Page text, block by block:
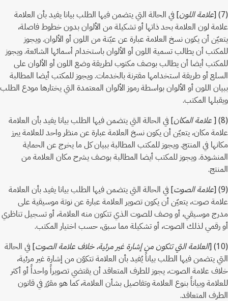
(7) [
علامة اللون] في الحالة التي يتضمن فيها الطلب بيانا يفيد بأن العلامة
علامة لون العلامة بحد ذاتها أو تشكيلة من الألوان بدون خطوط فاصلة،
يتعيّن أن يكون نسخ العلامة عبارة عن عيّنة من اللون أو الألوان. ويجوز
للمكتب أن يطالب تسمية اللون أو الألوان باستخدام أسمائها الشائعة. ويجوز
للمكتب أيضا أن يطالب بوصف مكتوب لطريقة وضع اللون أو الألوان على
السلع أو طريقة استخدامها مقترنة بالخدمات. ويجوز للمكتب أيضا المطالبة
ببيان اللون أو الألوان بواسطة رموز الألوان المعتمدة التي يختارها مودع الطلب
ويقبلها المكتب.
(8) [
علامة المكان] في الحالة التي يتضمن فيها الطلب بيانا يفيد بأن العلامة
علامة مكان، يتعيّن أن يكون نسخ العلامة عبارة عن منظر واحد للعلامة يبرز
مكانها في المنتج. ويجوز للمكتب المطالبة ببيان كل ما يخرج عن الحماية
المنشودة. ويجوز للمكتب أيضا المطالبة بوصف يشرح مكان العلامة من
المنتج.
(9) [
علامة الصوت] في الحالة التي يتضمن فيها الطلب بيانا يفيد بأن العلامة
علامة صوت، يتعيّن أن يكون تصوير العلامة عبارة عن نوتة موسيقية على
مدرج موسيقي، أو وصف للصوت الذي تتكون منه العلامة، أو تسجيل تناظري
أو رقمي لذلك الصوت، أو تشكيلة مما سبق، حسب اختيار المكتب.
(10) [
العلامة التي تتكون من إشارة غير مرئية، خلاف علامة الصوت] في الحالة
التي يتضمن فيها الطلب بياناً يُفيد بأن العلامة تتكوّن من إشارة غير مرئية،
خلاف علامة الصوت، يجوز للطرف المتعاقد أن يقتضي تصويراً واحداً أو أكثر
للعلامة وبياناً بنوع العلامة وتفاصيل بشأن العلامة، كما هو مقرّر في قانون
الطرف المتعاقد.